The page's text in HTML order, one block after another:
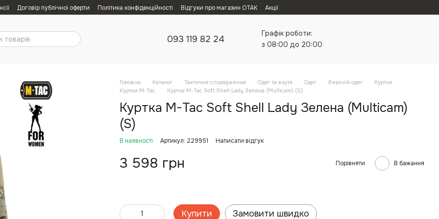
Договір публічної оферти Політика конфіденційності Відгуки про магазин ОТАК Акції
093 119 82 24
Графік роботи:
з 08:00 до 20:00
Головна Каталог Тактичне спорядження Одяг та взутя Одяг Верхній одяг
Куртки
Куртки M-Tac
Куртка M-Tac Soft Shell Lady Зелена (Multicam) (S)
Куртка M-Tac Soft Shell Lady Зелена (Multicam)
(S)
В наявності Артикул: 229951 Написати відгук
3 598 грн Порівняти В бажання
Купити Замовити швидко